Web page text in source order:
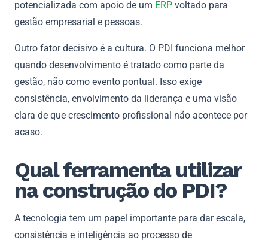
potencializada com apoio de um ERP voltado para
gestão empresarial e pessoas.
Outro fator decisivo é a cultura. O PDI funciona melhor
quando desenvolvimento é tratado como parte da
gestão, não como evento pontual. Isso exige
consistência, envolvimento da liderança e uma visão
clara de que crescimento profissional não acontece por
acaso.
Qual ferramenta utilizar
na construção do PDI?
A tecnologia tem um papel importante para dar escala,
consistência e inteligência ao processo de